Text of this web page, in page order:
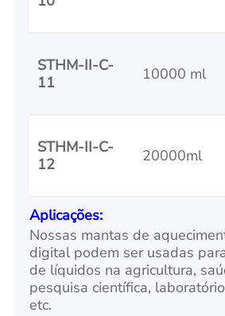
STHM-II-C-
11
10000 ml
STHM-II-C-
12
20000ml
Aplicações:
Nossas mantas de
digital podem ser usadas
de líquidos na agricultura,
pesquisa científica,
etc.